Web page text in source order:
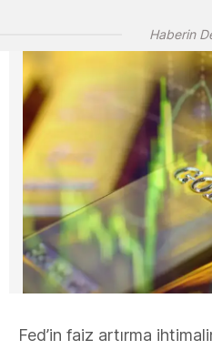
Haberin
Fed’in faiz artırma